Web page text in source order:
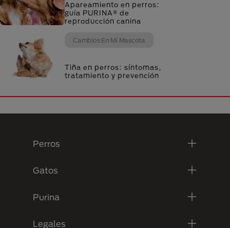
Apareamiento en perros:
guía PURINA® de
reproducción canina
Cambios En Mi Mascota
Tiña en perros: síntomas,
tratamiento y prevención
Perros
Gatos
Purina
Legales